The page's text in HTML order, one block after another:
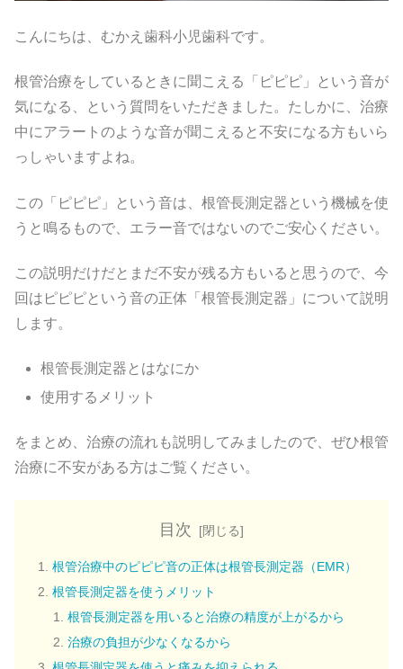
こんにちは、むかえ歯科小児歯科です。
根管治療をしているときに聞こえる「ピピピ」という音が
気になる、という質問をいただきました。たしかに、治療
中にアラートのような音が聞こえると不安になる方もいら
っしゃいますよね。
この「ピピピ」という音は、根管長測定器という機械を使
うと鳴るもので、エラー音ではないのでご安心ください。
この説明だけだとまだ不安が残る方もいると思うので、今
回はピピピという音の正体「根管長測定器」について説明
します。
根管長測定器とはなにか
使用するメリット
をまとめ、治療の流れも説明してみましたので、ぜひ根管
治療に不安がある方はご覧ください。
目次
根管治療中のピピピ音の正体は根管長測定器（EMR）
根管長測定器を使うメリット
根管長測定器を用いると治療の精度が上がるから
治療の負担が少なくなるから